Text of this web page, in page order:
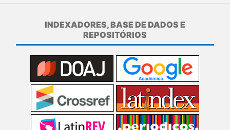
INDEXADORES, BASE DE DADOS E
REPOSITÓRIOS